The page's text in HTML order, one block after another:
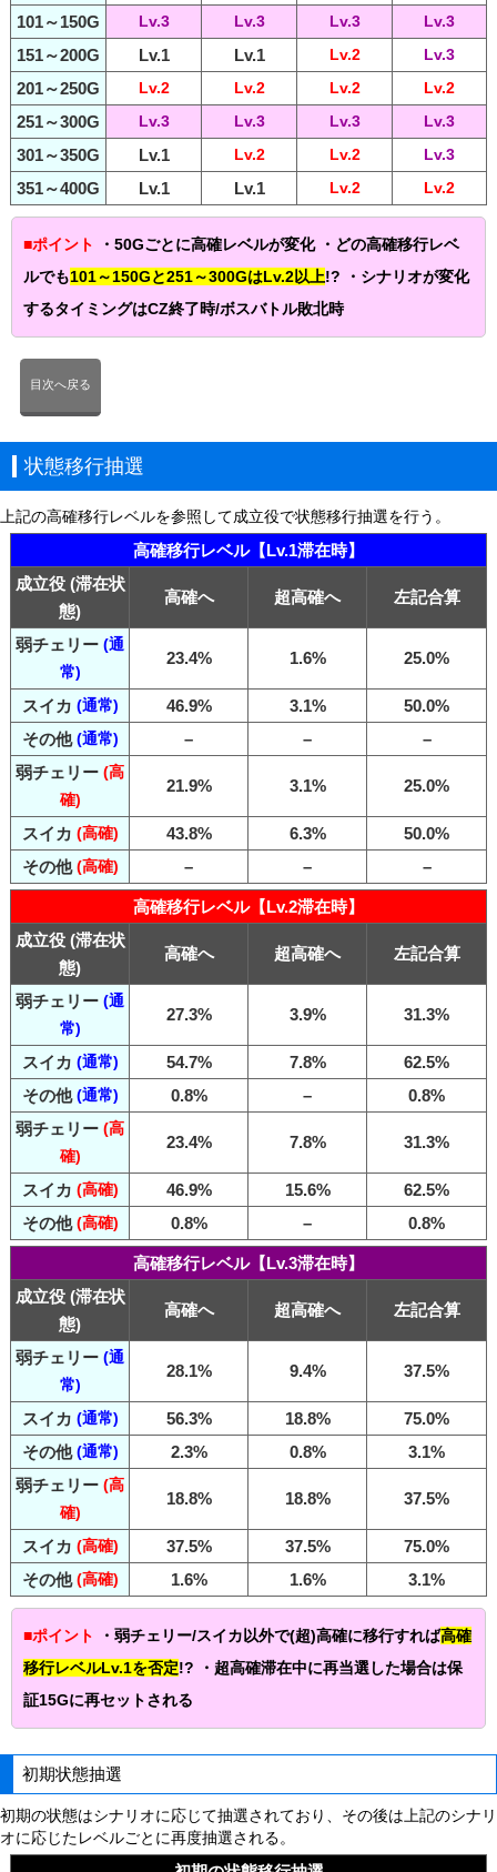
101～150G Lv.3 Lv.3 Lv.3 Lv.3
151～200G Lv.1 Lv.1 Lv.2 Lv.3
201～250G Lv.2 Lv.2 Lv.2 Lv.2
251～300G Lv.3 Lv.3 Lv.3 Lv.3
301～350G Lv.1 Lv.2 Lv.2 Lv.3
351～400G Lv.1 Lv.1 Lv.2 Lv.2
■ポイント
・50Gごとに高確レベルが変化 ・どの高確移行レベ
ルでも101～150Gと251～300GはLv.2以上!? ・シナリオが変化
するタイミングはCZ終了時/ボスバトル敗北時
目次へ戻る
状態移行抽選
上記の高確移行レベルを参照して成立役で状態移行抽選を行う。
高確移行レベル【Lv.1滞在時】
成立役 (滞在状
態)
高確へ 超高確へ 左記合算
弱チェリー (通
常)
23.4% 1.6% 25.0%
スイカ (通常) 46.9% 3.1%
50.0%
その他(通常) – –
–
弱チェリー (高
確)
21.9% 3.1% 25.0%
スイカ (高確) 43.8% 6.3%
50.0%
その他(高確) – – –
高確移行レベル【Lv.2滞在時】
成立役 (滞在状
態)
高確へ 超高確へ 左記合算
弱チェリー (通
常)
27.3% 3.9% 31.3%
スイカ (通常) 54.7% 7.8%
62.5%
その他(通常) 0.8% –
0.8%
弱チェリー (高
確)
23.4% 7.8% 31.3%
スイカ (高確) 46.9% 15.6%
62.5%
その他(高確) 0.8% – 0.8%
高確移行レベル【Lv.3滞在時】
成立役 (滞在状
態)
高確へ 超高確へ 左記合算
弱チェリー (通
常)
28.1% 9.4% 37.5%
スイカ (通常) 56.3% 18.8%
75.0%
その他(通常) 2.3% 0.8%
3.1%
弱チェリー (高
確)
18.8% 18.8% 37.5%
スイカ (高確) 37.5% 37.5%
75.0%
その他(高確) 1.6% 1.6% 3.1%
■ポイント ・弱チェリー/スイカ以外で(超)高確に移行すれば高確
移行レベルLv.1を否定!? ・超高確滞在中に再当選した場合は保
証15Gに再セットされる
初期状態抽選
初期の状態はシナリオに応じて抽選されており、その後は上記のシナリ
オに応じたレベルごとに再度抽選される。